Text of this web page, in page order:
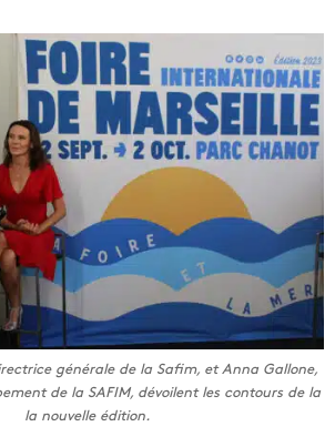
générale de la Safim, et Anna Gallone,
de la SAFIM, dévoilent les contours de la
la nouvelle édition.